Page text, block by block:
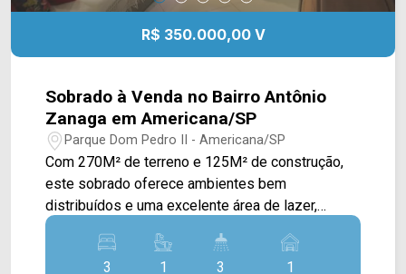
Arbix Imóveis e agende a sua visita!! WhatsApp
e Telefone: (19) 3475-4546 ARBIX IMÓVEIS -
R$ 350.000,00 V
Sobrado à Venda no Bairro Antônio
Zanaga em Americana/SP
Parque Dom Pedro II - Americana/SP
Com 270M² de terreno e 125M² de construção,
este sobrado oferece ambientes bem
distribuídos e uma excelente área de lazer,
sendo uma ótima opção para famílias que
buscam conforto, funcionalidade e um excelente
3 1 3 1